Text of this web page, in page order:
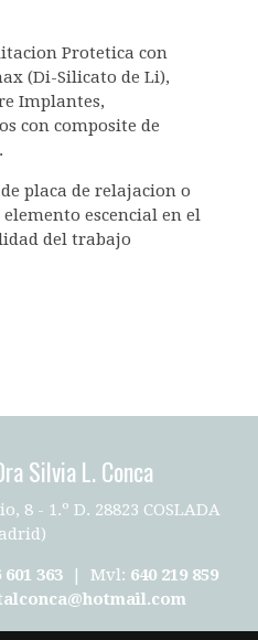
Protetica con
(Di-Silicato de Li),
Implantes,
con composite de
placa de relajacion o
escencial en el
del trabajo
Silvia L. Conca
8 - 1.º D. 28823 COSLADA
601 363 | Mvl: 640 219 859